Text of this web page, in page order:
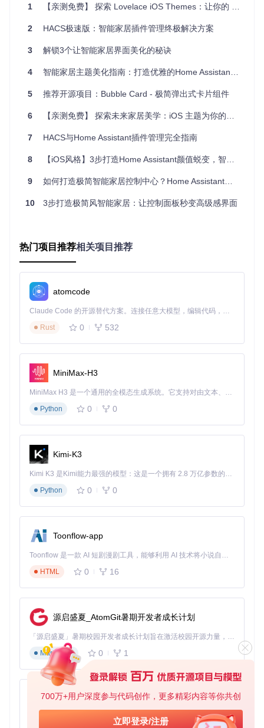
700万+用户深度参与代码创作，更多精彩内容等你共创
立即登录/注册
场景一：极简办公空间
主题方案：深绿色主题
你在办公时能快速找到所需功能，提高工作效率。
场景二：温馨卧室环境
需求
：柔和舒适，助你放松身心
浅蓝色背景如天空般宁静，配合柔和的字体和图标，让卧室的
需求
：活力四射，点燃游戏激情
橙色背景充满活力与能量，搭配鲜明的控件色彩，为你的电竞
进阶使用技巧
1. 主题混搭
你可以根据不同房间的功能，为每个房间设置不同的主题。比
如客厅使用红蓝渐变主题，厨房选择橙色主题，实现个性化的
分区视觉体验。
2. 动态切换
通过设置自动化规则，让主题根据时间自动切换。白天使用浅
色主题，保护眼睛；夜晚切换到深色主题，减少光线刺激，实
现夜间模式设置。
3. 性能优化
背景主题，进一步提升界面响应速度，确保操作流畅不卡顿。
支持设备类型：
智能手机（iOS/Android）
个人电脑（Windows/macOS/Linux）
智能音箱带屏设备
设备内存：1GB及以上
浏览器：Chrome 80+、Safari 13+、Edge 80+
Home Assistant版本：2021.12及以上
主题冲突解决方案
如果安装主题后出现界面错乱或功能异常，可按以下步骤解
决：
重启Home Assistant服务
清除浏览器缓存
检查是否有其他主题插件冲突，暂时禁用其他主题
社区主题共享
该主题项目拥有活跃的社区支持，你可以在社区中分享自己的
主题配置方案，也可以下载其他用户分享的创意主题，让你的
智能家居界面更加丰富多彩。
立即尝试这款iOS风格主题，只需简单几步，就能让你的Hom
e Assistant界面焕然一新，开启个性化智能家居操控新体验！
1 【亲测免费】 探索 Lovelace iOS Themes：让你的 Home Assistant 更具个性
2 HACS极速版：智能家居插件管理终极解决方案
3 解锁3个让智能家居界面美化的秘诀
4 智能家居主题美化指南：打造优雅的Home Assistant界面
5 推荐开源项目：Bubble Card - 极简弹出式卡片组件
6 【亲测免费】 探索未来家居美学：iOS 主题为你的Home Assistant注入新生活力
7 HACS与Home Assistant插件管理完全指南
8 【iOS风格】3步打造Home Assistant颜值蜕变，智能家居控制面板定制指南
9 如何打造极简智能家居控制中心？Home Assistant界面美化全攻略
10 3步打造极简风智能家居：让控制面板秒变高级感界面
热门项目推荐相关项目推荐
atomcode
Claude Code 的开源替代方案。连接任意大模型，编辑代码，运行命令，自动验证 — 全自动执行。用 Rust 构建，极致性能。 ｜ An open-source alternative to Claude Code. Connect any LLM, edit code, run commands, and verify changes — autonomously. Built in Rust for speed. Get Started
Rust
0 532
MiniMax-H3
MiniMax H3 是一个通用的全模态生成系统。它支持对由文本、图像、视频和音频组成的多模态上下文进行统一理解，并能生成分辨率高达 2K、时长可达 15 秒的带原生立体声音频的视频。得益于面向任务泛化的系统设计，H3 在预训练阶段就已具备广泛的多模态上下文理解与生成能力，能够出色地执行复杂的多模态指令。
Python
0 0
Kimi-K3
Kimi K3 是Kimi能力最强的模型：这是一个拥有 2.8 万亿参数的混合专家（MoE）模型，具备原生视觉理解能力，并支持 100 万 token 的上下文窗口。
Python
0 0
Toonflow-app
Toonflow 是一款 AI 短剧漫剧工具，能够利用 AI 技术将小说自动转化为剧本，并结合 AI 生成的图片和视频，实现高效的短剧创作。借助 Toonflow，可以轻松完成从文字到影像的全流程，让短剧制作变得更加智能与便捷。
HTML
0 16
源启盛夏_AtomGit暑期开发者成长计划
「源启盛夏」暑期校园开发者成长计划旨在激活校园开源力量，通过积分激励、认证扶持、资源倾斜等形式，引导高校组织和开发者完成「入驻 — 建项目 — 做贡献 — 获认证 — 得资源」的完整闭环。无论你是想带领社团入驻平台的组织者，还是希望用代码贡献证明自己的开发者，都能在这里找到属于你的成长路径。
Markdown
0 1
AionUi
免费、本地、开源的 24/7 全天候 Cowork 应用，以及适用于 Gemini CLI、Claude Code、Codex、OpenCode、Qwen Code、Goose CLI、Auggie 等的 OpenClaw | 🌟 喜欢就点star吧